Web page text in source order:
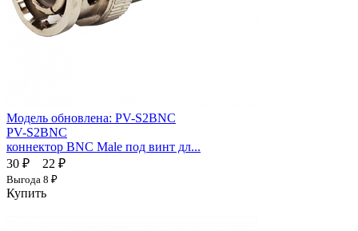
Модель обновлена: PV-S2BNC
PV-S2BNC
коннектор BNC Male под винт дл...
30 ₽
22 ₽
Выгода 8 ₽
Купить